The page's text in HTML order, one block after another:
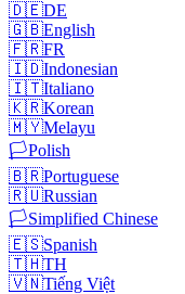
🇩🇪DE
🇬🇧English
🇫🇷FR
🇮🇩Indonesian
🇮🇹Italiano
🇰🇷Korean
🇲🇾Melayu
🏳️Polish
🇧🇷Portuguese
🇷🇺Russian
🏳️Simplified Chinese
🇪🇸Spanish
🇹🇭TH
🇻🇳Tiếng Việt